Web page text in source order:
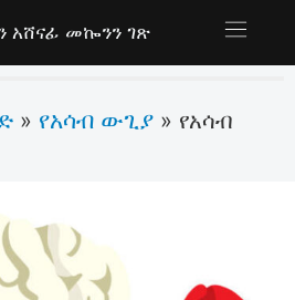
አሸናፊ መኰንን ገጽ
» የአሳብ ውጊያ » የአሳብ